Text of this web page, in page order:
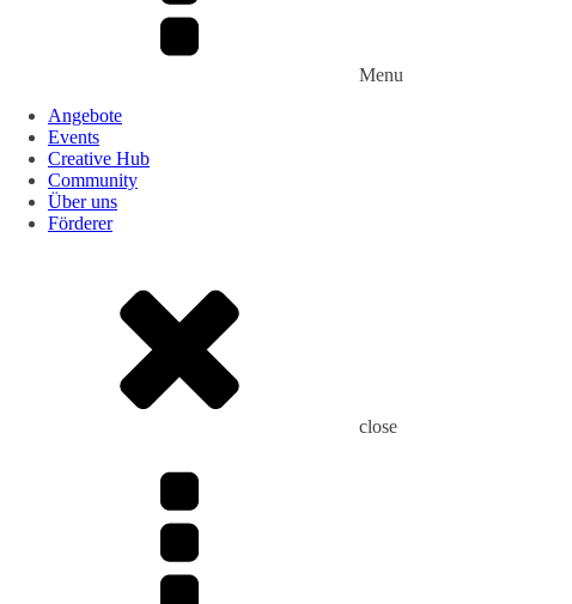
Menu
Angebote
Events
Creative Hub
Community
Über uns
Förderer
close